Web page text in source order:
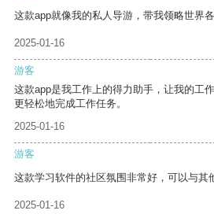
这款app就像我的私人导游，带我领略世界各
2025-01-16
游客
这款app是我工作上的得力助手，让我的工
更轻松地完成工作任务。
2025-01-16
游客
这款学习软件的社区氛围非常好，可以与其
2025-01-16